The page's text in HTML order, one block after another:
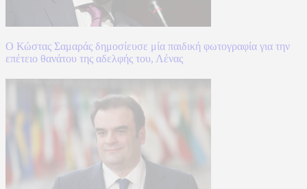
Ο Κώστας Σαμαράς δημοσίευσε μία παιδική φωτογραφία για την
επέτειο θανάτου της αδελφής του, Λένας